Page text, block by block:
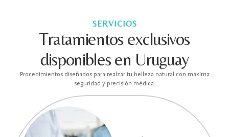
SERVICIOS
Tratamientos exclusivos
disponibles en Uruguay
Procedimientos diseñados para realzar tu belleza natural con máxima
seguridad y precisión médica.